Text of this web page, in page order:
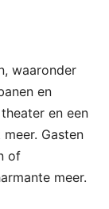
waaronder
en
en een
Gasten
of
meer.